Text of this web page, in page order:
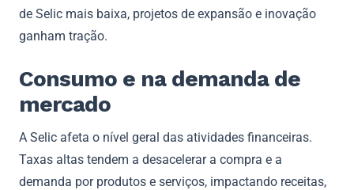
de Selic mais baixa, projetos de expansão e inovação
ganham tração.
Consumo e na demanda de
mercado
A Selic afeta o nível geral das atividades financeiras.
Taxas altas tendem a desacelerar a compra e a
demanda por produtos e serviços, impactando receitas,